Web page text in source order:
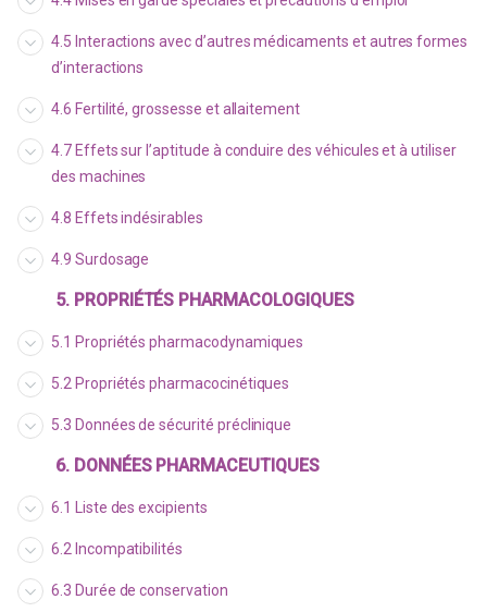
4.5 Interactions avec d’autres médicaments et autres formes
d’interactions
4.6 Fertilité, grossesse et allaitement
4.7 Effets sur l’aptitude à conduire des véhicules et à utiliser
des machines
4.8 Effets indésirables
4.9 Surdosage
5. PROPRIÉTÉS PHARMACOLOGIQUES
5.1 Propriétés pharmacodynamiques
5.2 Propriétés pharmacocinétiques
5.3 Données de sécurité préclinique
6. DONNÉES PHARMACEUTIQUES
6.1 Liste des excipients
6.2 Incompatibilités
6.3 Durée de conservation